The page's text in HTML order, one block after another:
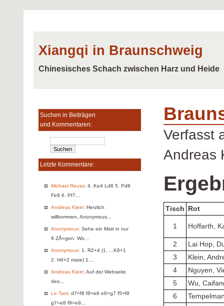
Xiangqi in Braunschweig
Chinesisches Schach zwischen Harz und Heide
Suchen in Beiträgen
und Kommentaren:
Letzte Kommentare:
Michael Reuss: 4. Ke4 Ld8 5. Pd8
Fe9 6. Pf7...
Andreas Klein: Herzlich
willkommen, Anonymous...
Anonymous: Sehe ein Matt in nur
9 ZÅ«gen. Wo...
Anonymous: 1. R2+4 (1. ...K6+1
2. H4+2 mate) 1....
Andreas Klein: Auf der Webseite
des...
Le Tam: d7=f8 f8=e6 e6=g7 f5=f9
g7=e8 f9=e9...
Verfasst
Andreas
Tisch Rot
1 Hoffarth,
2
Lai Hop,
3
Klein,
4
Nguyen,
5
Wu,
6